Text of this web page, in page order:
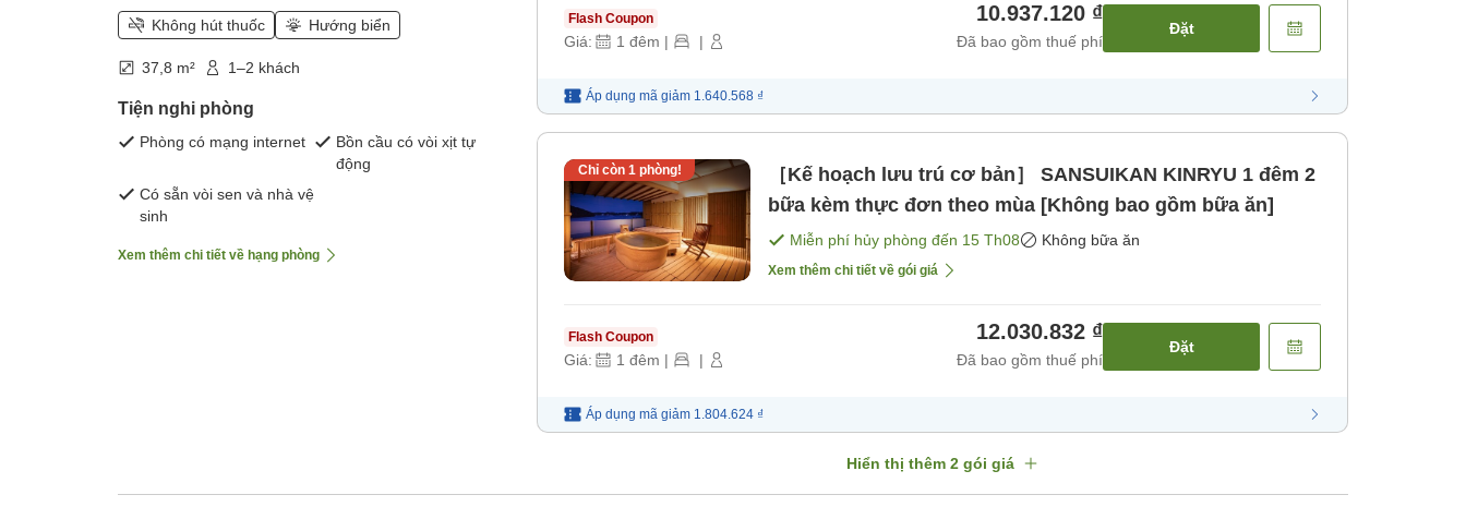
Không hút thuốc Hướng biển
37,8 m² 1–2 khách
Tiện nghi phòng
Phòng có mạng internet
Bồn cầu có vòi xịt tự
động
Có sẵn vòi sen và nhà vệ
sinh
Xem thêm chi tiết về hạng phòng
Flash Coupon
Giá: 1 đêm | |
10.937.120 ₫
Đã bao gồm thuế phí
Đặt
Áp dụng mã giảm 1.640.568 ₫
Chỉ còn 1phòng!
［Kế hoạch lưu trú cơ bản］ SANSUIKAN KINRYU 1 đêm 2
bữa kèm thực đơn theo mùa [Không bao gồm bữa ăn]
Miễn phí hủy phòng đến 15 Th08 Không bữa ăn
Xem thêm chi tiết về gói giá
Flash Coupon
Giá: 1 đêm | |
12.030.832 ₫
Đã bao gồm thuế phí
Đặt
Áp dụng mã giảm 1.804.624 ₫
Hiển thị thêm 2 gói giá